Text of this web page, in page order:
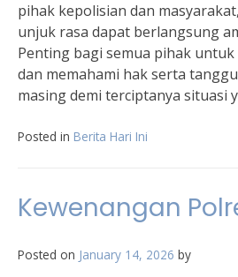
pihak kepolisian dan
unjuk rasa dapat berlangsung
Penting bagi semua pihak
dan memahami hak serta
masing demi terciptanya situasi
Posted in Berita Hari Ini
Kewenangan
Posted on January 14, 2026 by